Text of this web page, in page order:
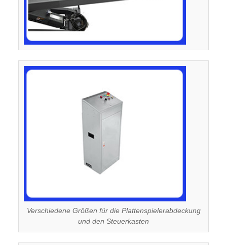
Verschiedene Größen für die Plattenspielerabdeckung
und den Steuerkasten